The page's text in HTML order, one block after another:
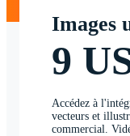
Images
9
Accédez à
vecteurs et
commercial.